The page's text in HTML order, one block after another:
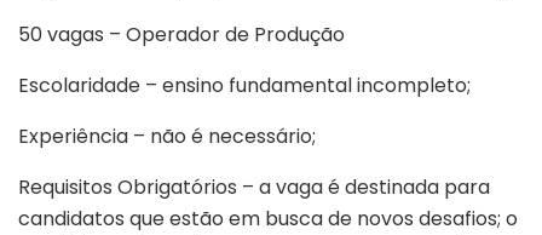
50 vagas – Operador de Produção
Escolaridade – ensino fundamental incompleto;
Experiência – não é necessário;
Requisitos Obrigatórios – a vaga é destinada para
candidatos que estão em busca de novos desafios; o